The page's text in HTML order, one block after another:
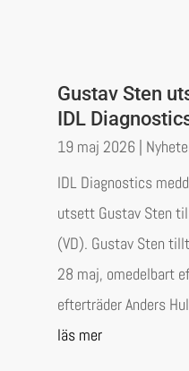
Gustav Sten
IDL
19 maj 2026|
IDL Diagnostics
utsett Gustav Sten
(VD). Gustav Sten
28 maj, omedelbart
efterträder Anders
läs mer